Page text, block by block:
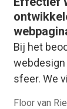
Bij het
webdesign
sfeer. We
Floor van